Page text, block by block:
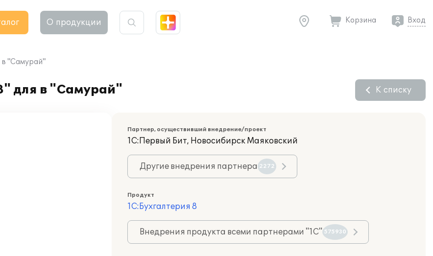
О продукции Корзина Вход
в "Самурай"
для в "Самурай" К списку
Партнер, осуществивший внедрение/проект
1С:Первый Бит, Новосибирск Маяковский
Другие внедрения партнера 2272
Продукт
1С:Бухгалтерия 8
Внедрения продукта всеми партнерами "1С" 575930